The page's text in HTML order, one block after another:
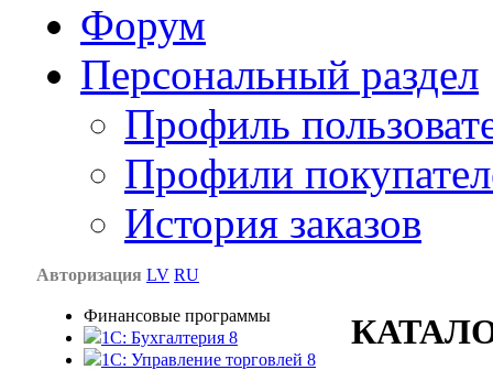
Форум
Персональный раздел
Профиль
Профили
История заказов
Авторизация LV RU
Финансовые программы
1С: Бухгалтерия 8
1C: Управление торговлей 8